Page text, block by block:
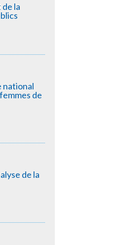
la
national
de
de la